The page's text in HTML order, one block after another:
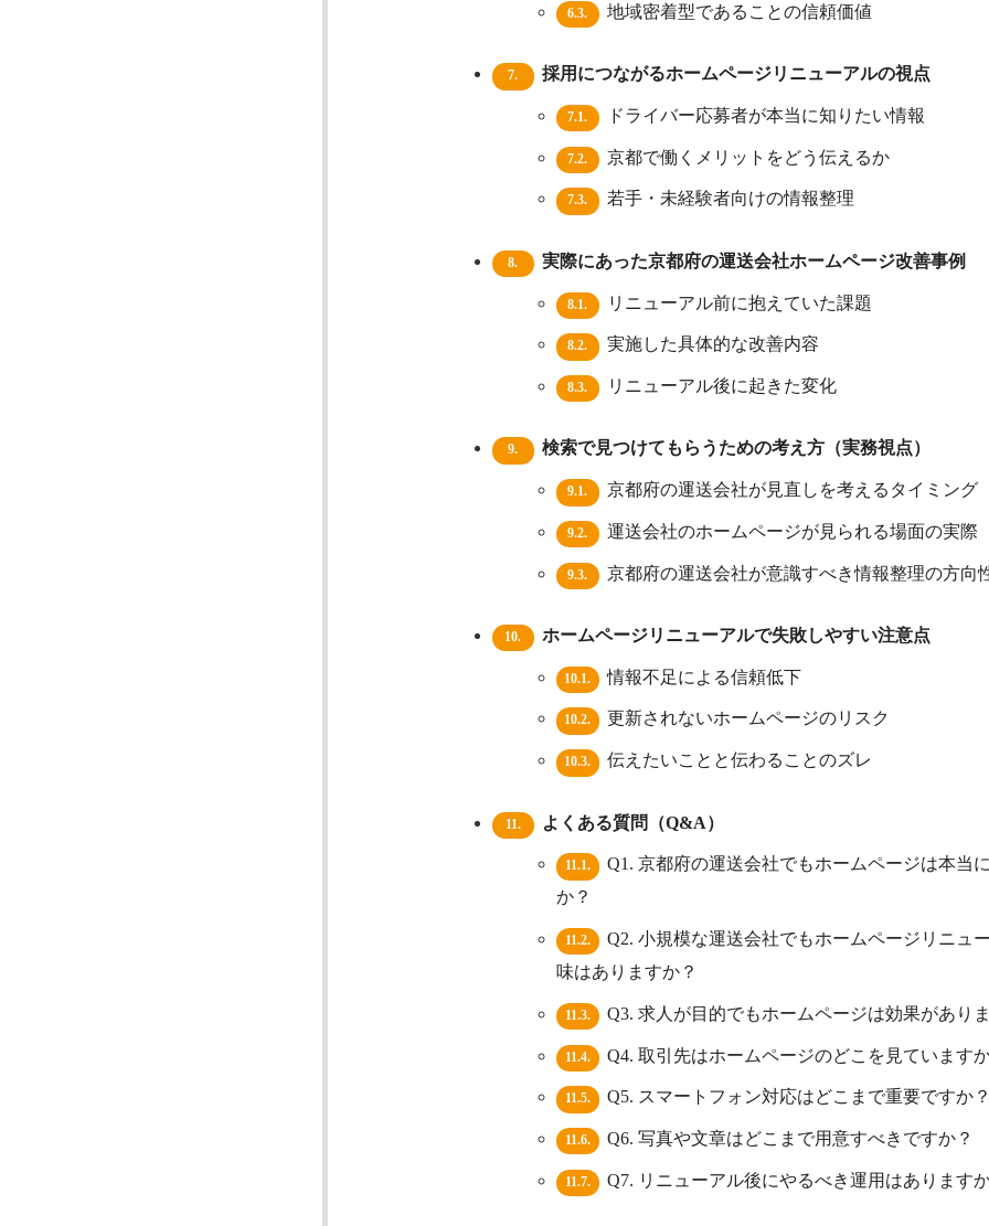
6.3. 地域密着型であることの信頼価値
7. 採用につながるホームページリニューアルの視点
7.1. ドライバー応募者が本当に知りたい情報
7.2. 京都で働くメリットをどう伝えるか
7.3. 若手・未経験者向けの情報整理
8. 実際にあった京都府の運送会社ホームページ改善事例
8.1. リニューアル前に抱えていた課題
8.2. 実施した具体的な改善内容
8.3. リニューアル後に起きた変化
9. 検索で見つけてもらうための考え方（実務視点）
9.1. 京都府の運送会社が見直しを考えるタイミング
9.2. 運送会社のホームページが見られる場面の実際
9.3. 京都府の運送会社が意識すべき情報整理の方向
10. ホームページリニューアルで失敗しやすい注意点
10.1. 情報不足による信頼低下
10.2. 更新されないホームページのリスク
10.3. 伝えたいことと伝わることのズレ
11. よくある質問（Q&A）
11.1.
Q1. 京都府の運送会社でもホームページは本当
か？
11.2.
Q2. 小規模な運送会社でもホームページリニュ
味はありますか？
11.3. Q3. 求人が目的でもホームページは効果があり
11.4. Q4. 取引先はホームページのどこを見ています
11.5. Q5. スマートフォン対応はどこまで重要ですか
11.6. Q6. 写真や文章はどこまで用意すべきですか？
11.7. Q7. リニューアル後にやるべき運用はあります